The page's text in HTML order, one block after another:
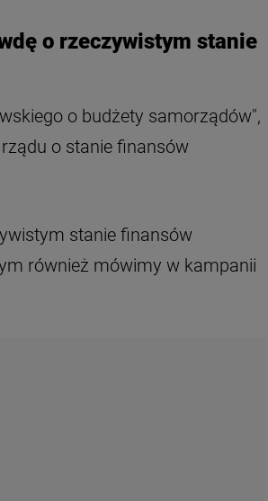
o rzeczywistym stanie
o budżety samorządów",
o stanie finansów
stanie finansów
również mówimy w kampanii